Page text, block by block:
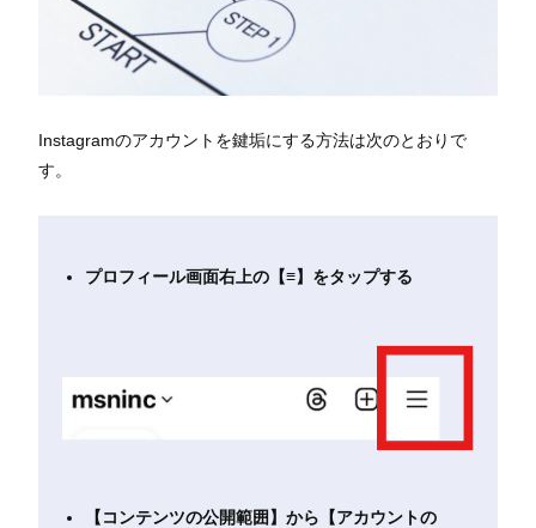
Instagramのアカウントを鍵垢にする方法は次のとおりで
す。
プロフィール画面右上の【≡】をタップする
【コンテンツの公開範囲】から【アカウントの